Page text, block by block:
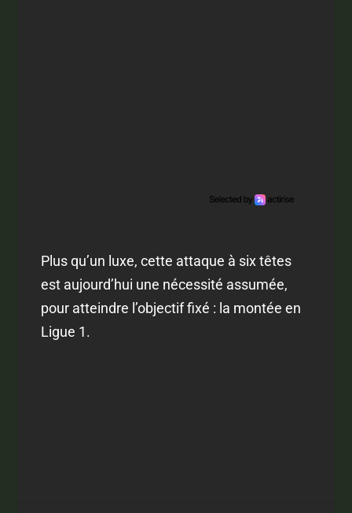
Plus qu’un luxe, cette attaque à six têtes
est aujourd’hui une nécessité assumée,
pour atteindre l’objectif fixé : la montée en
Ligue 1.